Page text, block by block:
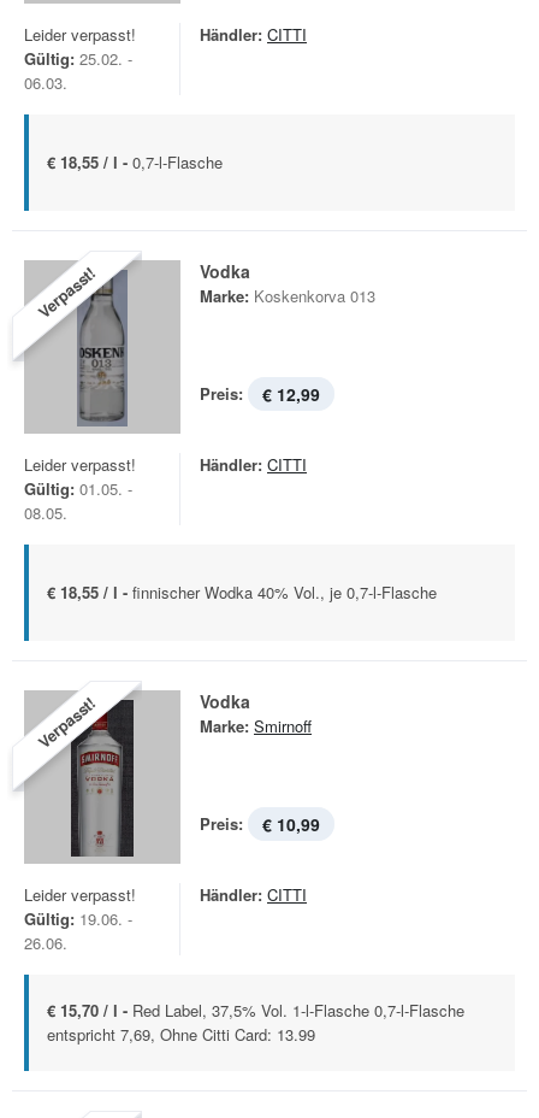
Leider verpasst!
Gültig: 25.02. -
06.03.
Händler: CITTI
€ 18,55 / l - 0,7-l-Flasche
Verpasst! Vodka
Marke: Koskenkorva 013
Preis: € 12,99
Leider verpasst!
Gültig: 01.05. -
08.05.
Händler: CITTI
€ 18,55 / l - finnischer Wodka 40% Vol., je 0,7-l-Flasche
Verpasst! Vodka
Marke: Smirnoff
Preis: € 10,99
Leider verpasst!
Gültig: 19.06. -
26.06.
Händler: CITTI
€ 15,70 / l - Red Label, 37,5% Vol. 1-l-Flasche 0,7-l-Flasche
entspricht 7,69, Ohne Citti Card: 13.99